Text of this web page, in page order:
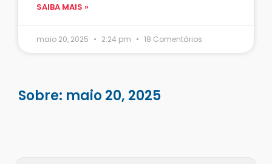
SAIBA MAIS »
maio 20, 2025 2:24 pm 18 Comentários
Sobre: maio 20, 2025